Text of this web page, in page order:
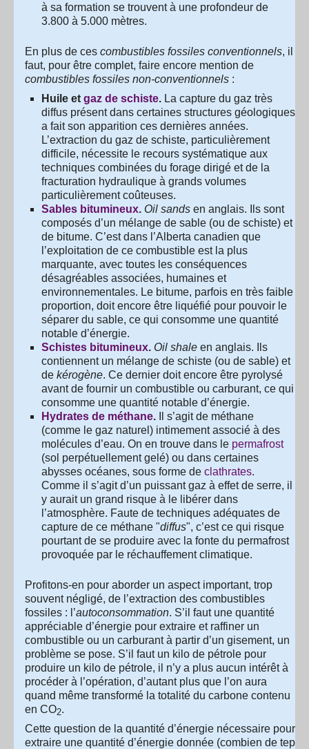
à sa formation se trouvent à une profondeur de
3.800 à 5.000 mètres.
En plus de ces combustibles fossiles conventionnels, il
faut, pour être complet, faire encore mention de
combustibles fossiles non-conventionnels :
Huile et gaz de schiste. La capture du gaz très
diffus présent dans certaines structures géologiques
a fait son apparition ces dernières années.
L’extraction du gaz de schiste, particulièrement
difficile, nécessite le recours systématique aux
techniques combinées du forage dirigé et de la
fracturation hydraulique à grands volumes
particulièrement coûteuses.
Sables bitumineux. Oil sands en anglais. Ils sont
composés d’un mélange de sable (ou de schiste) et
de bitume. C’est dans l’Alberta canadien que
l’exploitation de ce combustible est la plus
marquante, avec toutes les conséquences
désagréables associées, humaines et
environnementales. Le bitume, parfois en très faible
proportion, doit encore être liquéfié pour pouvoir le
séparer du sable, ce qui consomme une quantité
notable d’énergie.
Schistes bitumineux. Oil shale en anglais. Ils
contiennent un mélange de schiste (ou de sable) et
de kérogène. Ce dernier doit encore être pyrolysé
avant de fournir un combustible ou carburant, ce qui
consomme une quantité notable d’énergie.
Hydrates de méthane. Il s’agit de méthane
(comme le gaz naturel) intimement associé à des
molécules d’eau. On en trouve dans le permafrost
(sol perpétuellement gelé) ou dans certaines
abysses océanes, sous forme de clathrates.
Comme il s’agit d’un puissant gaz à effet de serre, il
y aurait un grand risque à le libérer dans
l’atmosphère. Faute de techniques adéquates de
capture de ce méthane "diffus", c’est ce qui risque
pourtant de se produire avec la fonte du permafrost
provoquée par le réchauffement climatique.
Profitons-en pour aborder un aspect important, trop
souvent négligé, de l’extraction des combustibles
fossiles : l’autoconsommation. S’il faut une quantité
appréciable d’énergie pour extraire et raffiner un
combustible ou un carburant à partir d’un gisement, un
problème se pose. S’il faut un kilo de pétrole pour
produire un kilo de pétrole, il n’y a plus aucun intérêt à
procéder à l’opération, d’autant plus que l’on aura
quand même transformé la totalité du carbone contenu
en CO2.
Cette question de la quantité d’énergie nécessaire pour
extraire une quantité d’énergie donnée (combien de tep